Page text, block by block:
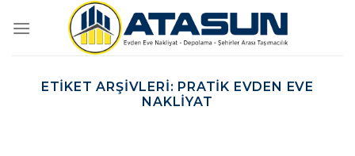
atla
ETIKET ARŞIVLERI: PRATIK EVDEN EVE
NAKLIYAT